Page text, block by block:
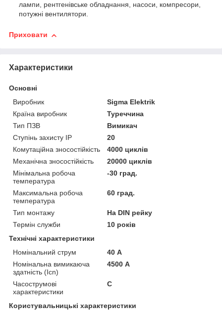
лампи, рентгенівське обладнання, насоси, компресори,
потужні вентилятори.
Приховати
Характеристики
Основні
Виробник
Sigma Elektrik
Країна виробник
Туреччина
Тип ПЗВ
Вимикач
Ступінь захисту IP
20
Комутаційна зносостійкість
4000 циклів
Механічна зносостійкість
20000 циклів
Мінімальна робоча
температура
-30 град.
Максимальна робоча
температура
60 град.
Тип монтажу
На DIN рейку
Термін служби
10 років
Технічні характеристики
Номінальний струм
40 А
Номінальна вимикаюча
здатність (Icn)
4500 А
Часострумові
характеристики
C
Користувальницькі характеристики